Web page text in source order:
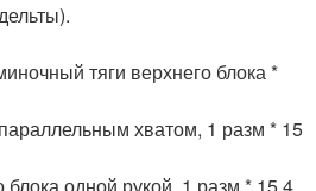
тяги верхнего блока *
хватом, 1 разм * 15